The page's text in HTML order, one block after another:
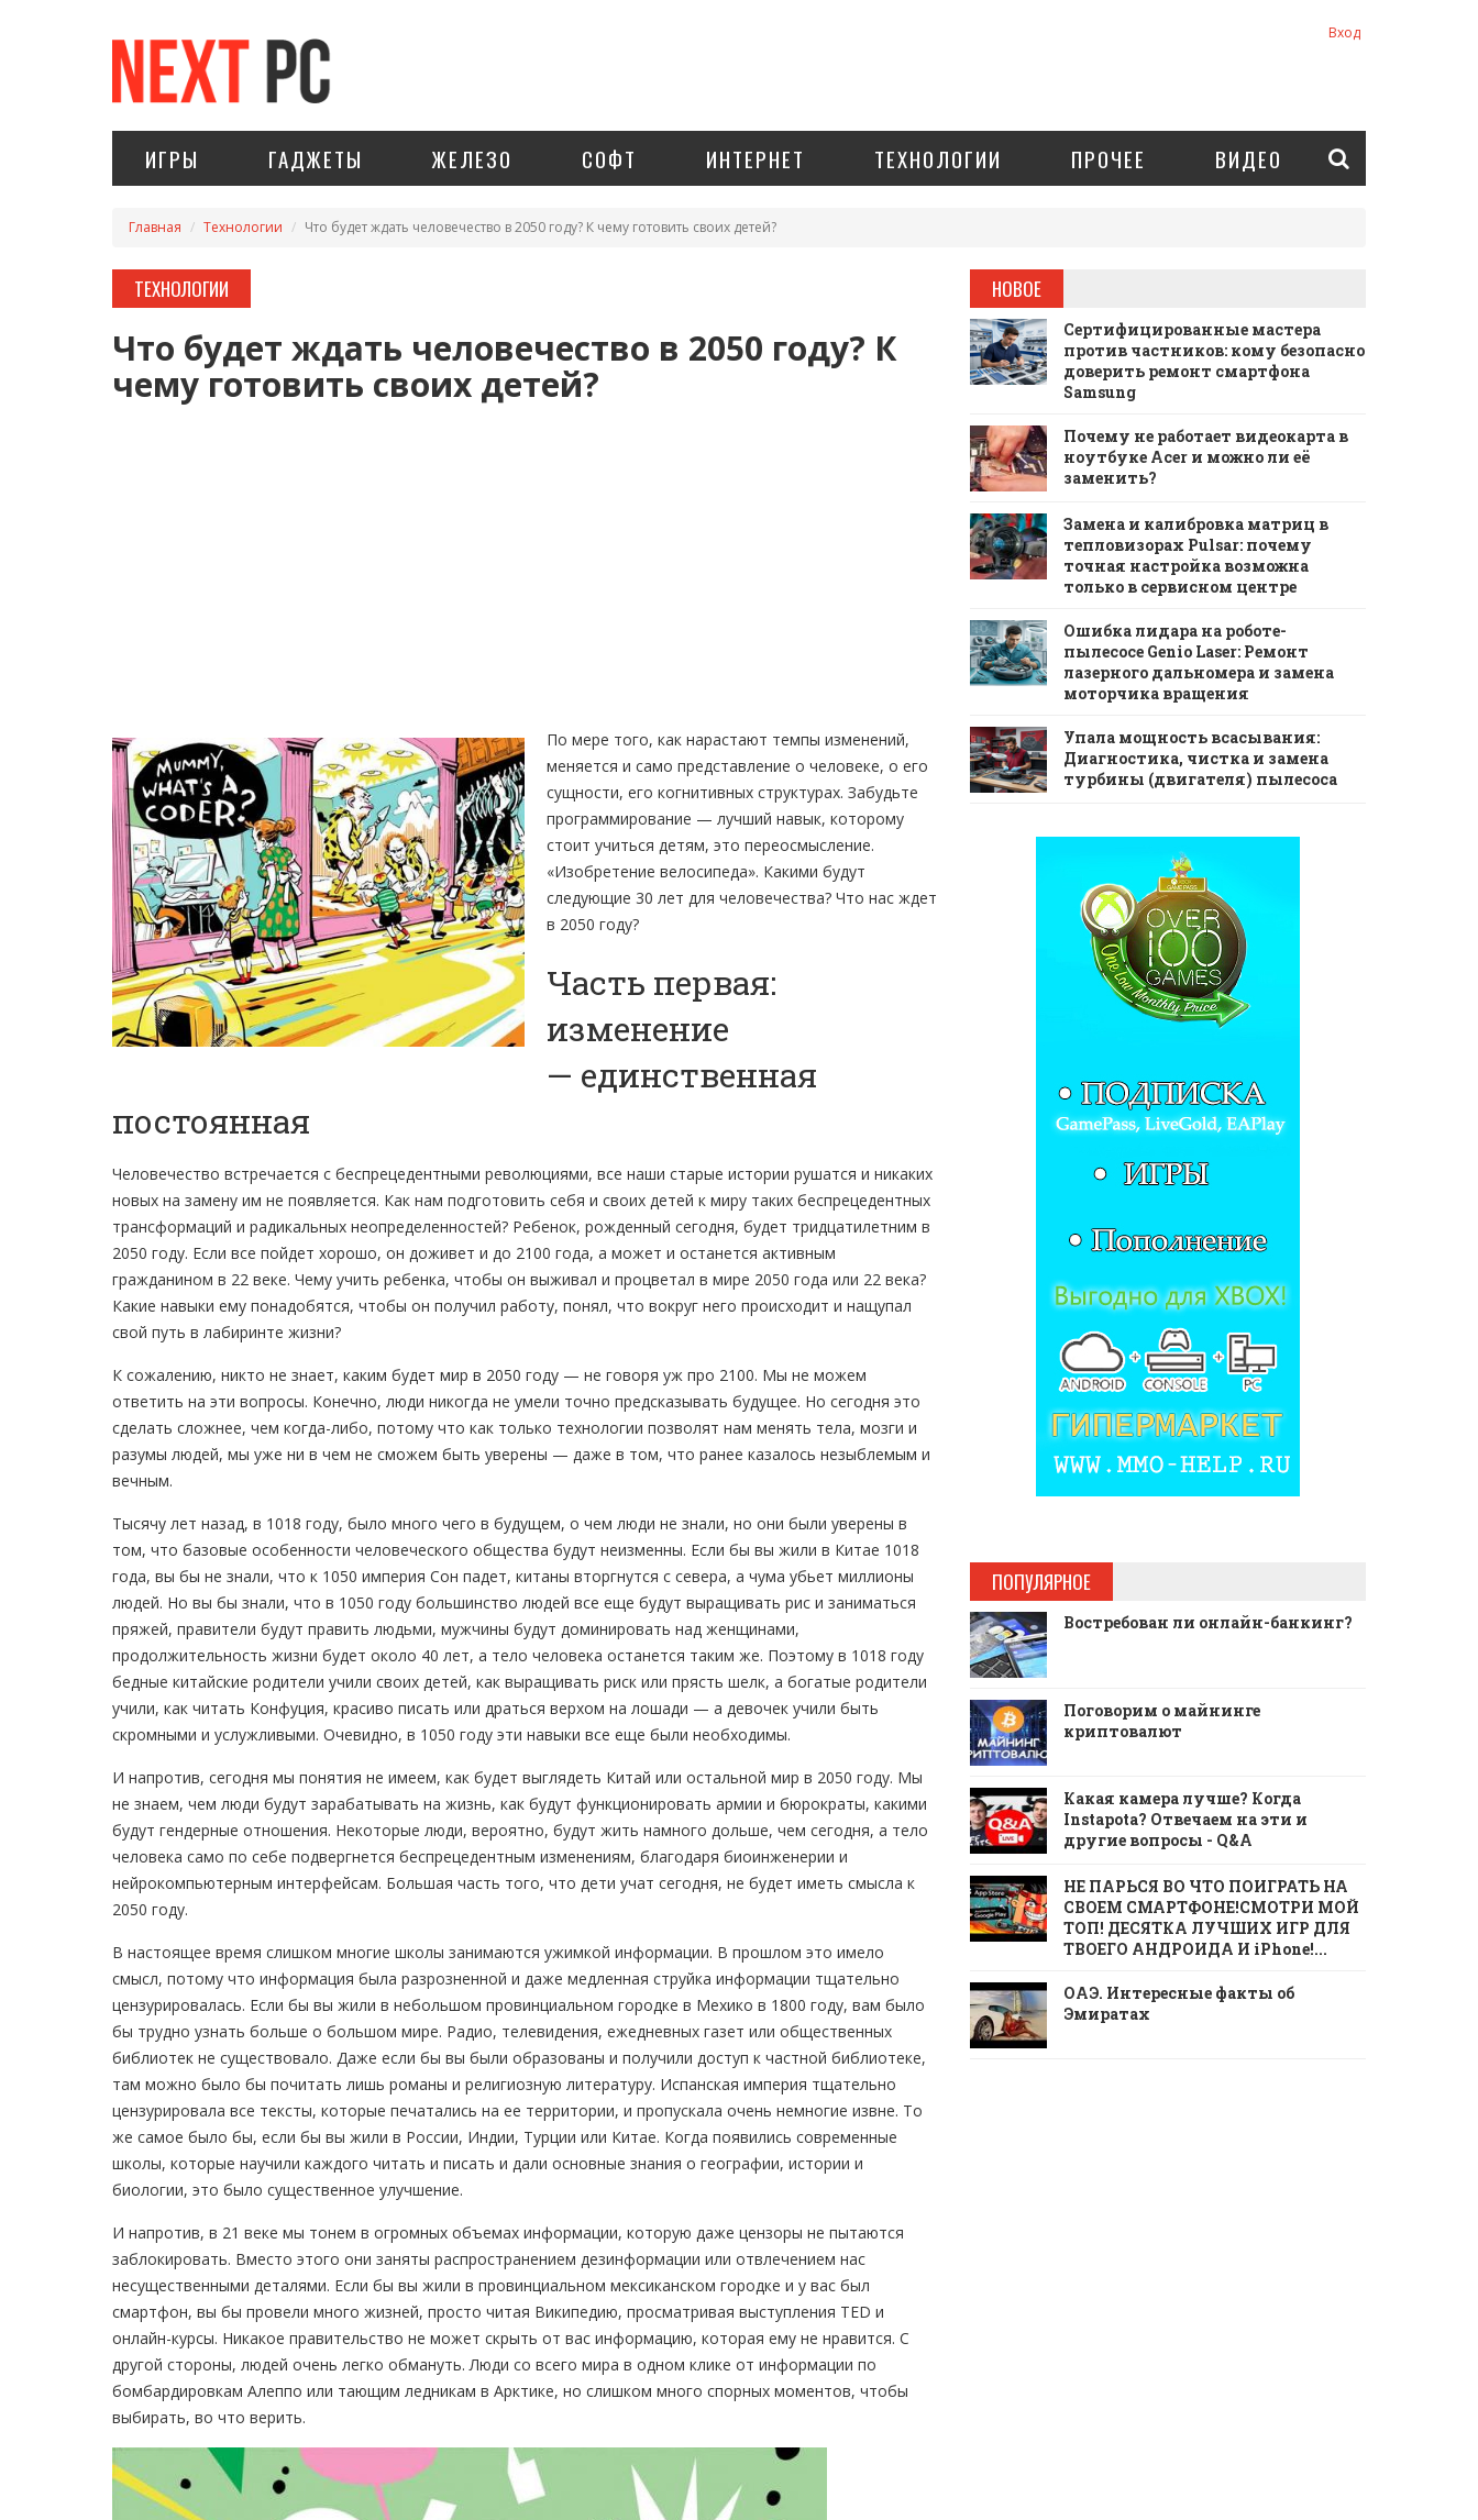
Вход
ИГРЫ ГАДЖЕТЫ ЖЕЛЕЗО СОФТ ИНТЕРНЕТ ТЕХНОЛОГИИ ПРОЧЕЕ ВИДЕО
Главная Технологии Что будет ждать человечество в 2050 году? К чему готовить своих детей?
ТЕХНОЛОГИИ
Что будет ждать человечество в 2050 году? К
чему готовить своих детей?
По мере того, как нарастают темпы изменений,
меняется и само представление о человеке, о его
сущности, его когнитивных структурах. Забудьте
программирование — лучший навык, которому
стоит учиться детям, это переосмысление.
«Изобретение велосипеда». Какими будут
следующие 30 лет для человечества? Что нас ждет
в 2050 году?
Часть первая:
изменение
— единственная
постоянная
Человечество встречается с беспрецедентными революциями, все наши старые истории рушатся и никаких
новых на замену им не появляется. Как нам подготовить себя и своих детей к миру таких беспрецедентных
трансформаций и радикальных неопределенностей? Ребенок, рожденный сегодня, будет тридцатилетним в
2050 году. Если все пойдет хорошо, он доживет и до 2100 года, а может и останется активным
гражданином в 22 веке. Чему учить ребенка, чтобы он выживал и процветал в мире 2050 года или 22 века?
Какие навыки ему понадобятся, чтобы он получил работу, понял, что вокруг него происходит и нащупал
свой путь в лабиринте жизни?
К сожалению, никто не знает, каким будет мир в 2050 году — не говоря уж про 2100. Мы не можем
ответить на эти вопросы. Конечно, люди никогда не умели точно предсказывать будущее. Но сегодня это
сделать сложнее, чем когда-либо, потому что как только технологии позволят нам менять тела, мозги и
разумы людей, мы уже ни в чем не сможем быть уверены — даже в том, что ранее казалось незыблемым и
вечным.
Тысячу лет назад, в 1018 году, было много чего в будущем, о чем люди не знали, но они были уверены в
том, что базовые особенности человеческого общества будут неизменны. Если бы вы жили в Китае 1018
года, вы бы не знали, что к 1050 империя Сон падет, китаны вторгнутся с севера, а чума убьет миллионы
людей. Но вы бы знали, что в 1050 году большинство людей все еще будут выращивать рис и заниматься
пряжей, правители будут править людьми, мужчины будут доминировать над женщинами,
продолжительность жизни будет около 40 лет, а тело человека останется таким же. Поэтому в 1018 году
бедные китайские родители учили своих детей, как выращивать риск или прясть шелк, а богатые родители
учили, как читать Конфуция, красиво писать или драться верхом на лошади — а девочек учили быть
скромными и услужливыми. Очевидно, в 1050 году эти навыки все еще были необходимы.
И напротив, сегодня мы понятия не имеем, как будет выглядеть Китай или остальной мир в 2050 году. Мы
не знаем, чем люди будут зарабатывать на жизнь, как будут функционировать армии и бюрократы, какими
будут гендерные отношения. Некоторые люди, вероятно, будут жить намного дольше, чем сегодня, а тело
человека само по себе подвергнется беспрецедентным изменениям, благодаря биоинженерии и
нейрокомпьютерным интерфейсам. Большая часть того, что дети учат сегодня, не будет иметь смысла к
2050 году.
В настоящее время слишком многие школы занимаются ужимкой информации. В прошлом это имело
смысл, потому что информация была разрозненной и даже медленная струйка информации тщательно
цензурировалась. Если бы вы жили в небольшом провинциальном городке в Мехико в 1800 году, вам было
бы трудно узнать больше о большом мире. Радио, телевидения, ежедневных газет или общественных
библиотек не существовало. Даже если бы вы были образованы и получили доступ к частной библиотеке,
там можно было бы почитать лишь романы и религиозную литературу. Испанская империя тщательно
цензурировала все тексты, которые печатались на ее территории, и пропускала очень немногие извне. То
же самое было бы, если бы вы жили в России, Индии, Турции или Китае. Когда появились современные
школы, которые научили каждого читать и писать и дали основные знания о географии, истории и
биологии, это было существенное улучшение.
И напротив, в 21 веке мы тонем в огромных объемах информации, которую даже цензоры не пытаются
заблокировать. Вместо этого они заняты распространением дезинформации или отвлечением нас
несущественными деталями. Если бы вы жили в провинциальном мексиканском городке и у вас был
смартфон, вы бы провели много жизней, просто читая Википедию, просматривая выступления TED и
онлайн-курсы. Никакое правительство не может скрыть от вас информацию, которая ему не нравится. С
другой стороны, людей очень легко обмануть. Люди со всего мира в одном клике от информации по
бомбардировкам Алеппо или тающим ледникам в Арктике, но слишком много спорных моментов, чтобы
выбирать, во что верить.
НОВОЕ
Сертифицированные мастера
против частников: кому безопасно
доверить ремонт смартфона
Samsung
Почему не работает видеокарта в
ноутбуке Acer и можно ли её
заменить?
Замена и калибровка матриц в
тепловизорах Pulsar: почему
точная настройка возможна
только в сервисном центре
Ошибка лидара на роботе-
пылесосе Genio Laser: Ремонт
лазерного дальномера и замена
моторчика вращения
Упала мощность всасывания:
Диагностика, чистка и замена
турбины (двигателя) пылесоса
ПОПУЛЯРНОЕ
Востребован ли онлайн-банкинг?
Поговорим о майнинге
криптовалют
Какая камера лучше? Когда
Instapota? Отвечаем на эти и
другие вопросы - Q&A
НЕ ПАРЬСЯ ВО ЧТО ПОИГРАТЬ НА
СВОЕМ СМАРТФОНЕ!СМОТРИ МОЙ
ТОП! ДЕСЯТКА ЛУЧШИХ ИГР ДЛЯ
ТВОЕГО АНДРОИДА И iPhone!...
ОАЭ. Интересные факты об
Эмиратах